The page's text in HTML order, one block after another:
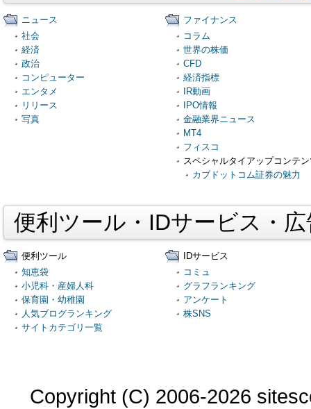
ニュース
社会
経済
政治
コンピューター
エンタメ
リリース
写真
ファイナンス
コラム
世界の株価
CFD
経済指標
IR動画
IPO情報
金融業界ニュース
MT4
フィスコ
スペシャルタイアップコンテ
カブドットコム証券の魅力
便利ツール・IDサービス・
便利ツール
知恵袋
小児科・産婦人科
保育園・幼稚園
人気ブログランキング
サイトカテゴリ一覧
IDサービス
コミュ
グラフランキング
アンケート
株SNS
Copyright (C) 2006-2026